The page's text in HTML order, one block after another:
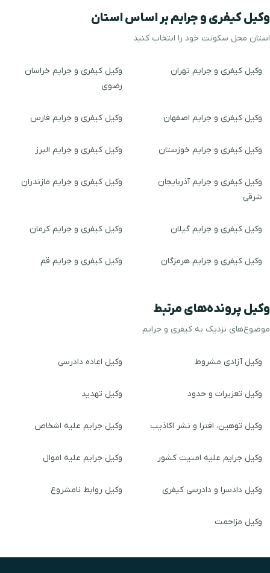
وکیل کیفری و جرایم بر اساس استان
استان محل سکونت خود را انتخاب کنید
وکیل کیفری و جرایم تهران
وکیل کیفری و جرایم خراسان
رضوی
وکیل کیفری و جرایم اصفهان وکیل کیفری و جرایم فارس
وکیل کیفری و جرایم خوزستان وکیل کیفری و جرایم البرز
وکیل کیفری و جرایم آذربایجان
شرقی
وکیل کیفری و جرایم مازندران
وکیل کیفری و جرایم گیلان وکیل کیفری و جرایم کرمان
وکیل کیفری و جرایم هرمزگان وکیل کیفری و جرایم قم
وکیل پرونده‌های مرتبط
موضوع‌های نزدیک به کیفری و جرایم
وکیل آزادی مشروط وکیل اعاده دادرسی
وکیل تعزیرات و حدود وکیل تهدید
وکیل توهین، افترا و نشر اکاذیب وکیل جرایم علیه اشخاص
وکیل جرایم علیه امنیت کشور وکیل جرایم علیه اموال
وکیل دادسرا و دادرسی کیفری وکیل روابط نامشروع
وکیل مزاحمت